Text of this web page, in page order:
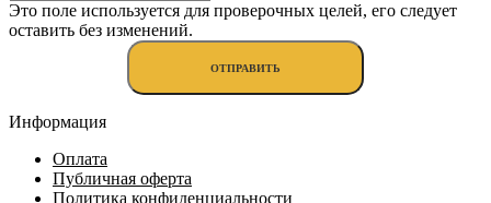
Это поле используется для проверочных целей, его следует
оставить без изменений.
Информация
Оплата
Публичная оферта
Политика конфиденциальности